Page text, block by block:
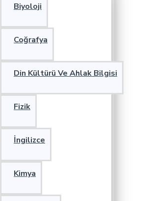
Biyoloji
Coğrafya
Din Kültürü Ve Ahlak Bilgisi
Fizik
İngilizce
Kimya